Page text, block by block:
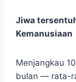
Jiwa
Kemanusiaan
Menjangkau
bulan — rata-